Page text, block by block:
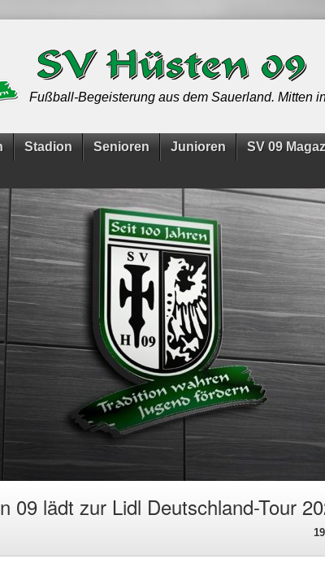
Fußball-Begeisterung aus dem Sauerland. Mitten
Stadion Senioren Junioren SV 09
09 lädt zur Lidl Deutschland-Tour